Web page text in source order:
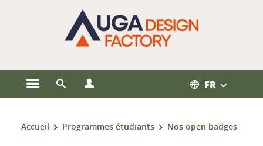
Ouvrir le menu principal
Ouvrir le moteur de recherche FR
Vous êtes ici :
Accueil Programmes étudiants Nos open badges